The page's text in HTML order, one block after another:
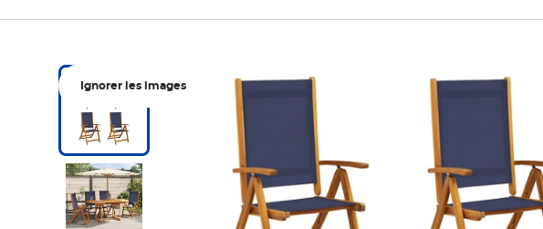
Ignorer les images